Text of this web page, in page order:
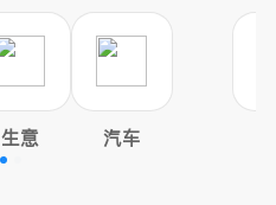
生意 汽车